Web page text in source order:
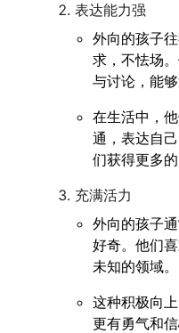
表达能力强
外向的孩子
求，不怯场
与讨论，能
在生活中，
通，表达自
们获得更多的
充满活力
外向的孩子
好奇。他们
未知的领域。
这种积极向
更有勇气和